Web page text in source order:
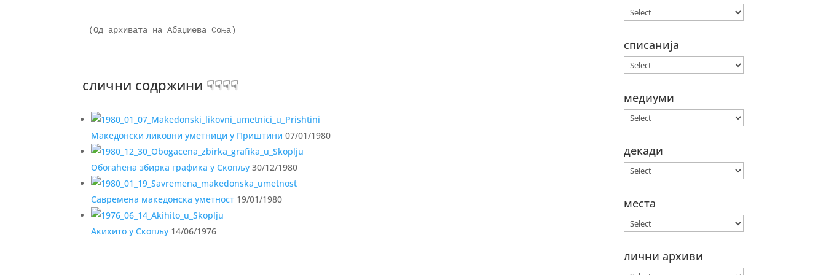
(Од архивата на Абаџиева Соња)
слични содржини ☟☟☟☟
Македонски ликовни уметници у Приштини 07/01/1980
Обогаћена збирка графика у Скопљу 30/12/1980
Савремена македонска уметност 19/01/1980
Акихито у Скопљу 14/06/1976
списанија
медиуми
декади
места
лични архиви